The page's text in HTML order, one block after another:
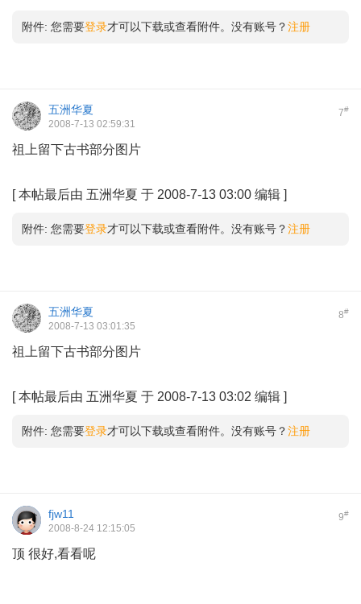
附件: 您需要登录才可以下载或查看附件。没有账号？注册
7#
五洲华夏
2008-7-13 02:59:31
祖上留下古书部分图片
[本帖最后由 五洲华夏 于 2008-7-13 03:00 编辑 ]
附件: 您需要登录才可以下载或查看附件。没有账号？注册
8#
五洲华夏
2008-7-13 03:01:35
祖上留下古书部分图片
[本帖最后由 五洲华夏 于 2008-7-13 03:02 编辑 ]
附件: 您需要登录才可以下载或查看附件。没有账号？注册
9#
fjw11
2008-8-24 12:15:05
顶 很好,看看呢